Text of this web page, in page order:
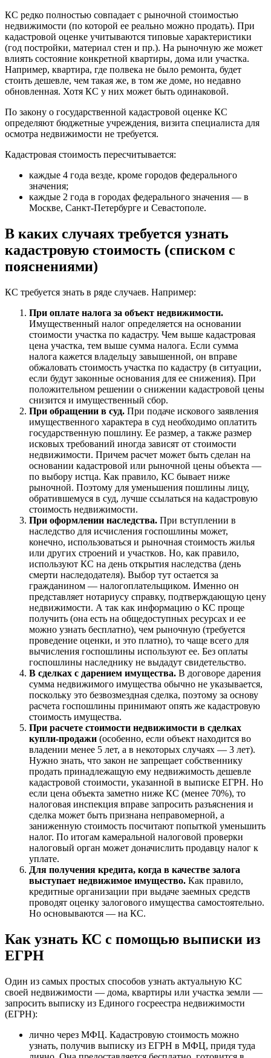
КС редко полностью совпадает с рыночной стоимостью
недвижимости (по которой ее реально можно продать). При
кадастровой оценке учитываются типовые характеристики
(год постройки, материал стен и пр.). На рыночную же может
влиять состояние конкретной квартиры, дома или участка.
Например, квартира, где полвека не было ремонта, будет
стоить дешевле, чем такая же, в том же доме, но недавно
обновленная. Хотя КС у них может быть одинаковой.
По закону о государственной кадастровой оценке КС
определяют бюджетные учреждения, визита специалиста для
осмотра недвижимости не требуется.
Кадастровая стоимость пересчитывается:
каждые 4 года везде, кроме городов федерального
значения;
каждые 2 года в городах федерального значения — в
Москве, Санкт-Петербурге и Севастополе.
В каких случаях требуется узнать
кадастровую стоимость (списком с
пояснениями)
КС требуется знать в ряде случаев. Например:
При оплате налога за объект недвижимости.
Имущественный налог определяется на основании
стоимости участка по кадастру. Чем выше кадастровая
цена участка, тем выше сумма налога. Если сумма
налога кажется владельцу завышенной, он вправе
обжаловать стоимость участка по кадастру (в ситуации,
если будут законные основания для ее снижения). При
положительном решении о снижении кадастровой цены
снизится и имущественный сбор.
При обращении в суд. При подаче искового заявления
имущественного характера в суд необходимо оплатить
государственную пошлину. Ее размер, а также размер
исковых требований иногда зависят от стоимости
недвижимости. Причем расчет может быть сделан на
основании кадастровой или рыночной цены объекта —
по выбору истца. Как правило, КС бывает ниже
рыночной. Поэтому для уменьшения пошлины лицу,
обратившемуся в суд, лучше ссылаться на кадастровую
стоимость недвижимости.
При оформлении наследства. При вступлении в
наследство для исчисления госпошлины может,
конечно, использоваться и рыночная стоимость жилья
или других строений и участков. Но, как правило,
используют КС на день открытия наследства (день
смерти наследодателя). Выбор тут остается за
гражданином — налогоплательщиком. Именно он
представляет нотариусу справку, подтверждающую цену
недвижимости. А так как информацию о КС проще
получить (она есть на общедоступных ресурсах и ее
можно узнать бесплатно), чем рыночную (требуется
проведение оценки, и это платно), то чаще всего для
вычисления госпошлины используют ее. Без оплаты
госпошлины наследнику не выдадут свидетельство.
В сделках с дарением имущества. В договоре дарения
сумма недвижимого имущества обычно не указывается,
поскольку это безвозмездная сделка, поэтому за основу
расчета госпошлины принимают опять же кадастровую
стоимость имущества.
При расчете стоимости недвижимости в сделках
купли-продажи (особенно, если объект находится во
владении менее 5 лет, а в некоторых случаях — 3 лет).
Нужно знать, что закон не запрещает собственнику
продать принадлежащую ему недвижимость дешевле
кадастровой стоимости, указанной в выписке ЕГРН. Но
если цена объекта заметно ниже КС (менее 70%), то
налоговая инспекция вправе запросить разъяснения и
сделка может быть признана неправомерной, а
заниженную стоимость посчитают попыткой уменьшить
налог. По итогам камеральной налоговой проверки
налоговый орган может доначислить продавцу налог к
уплате.
Для получения кредита, когда в качестве залога
выступает недвижимое имущество. Как правило,
кредитные организации при выдаче заемных средств
проводят оценку залогового имущества самостоятельно.
Но основываются — на КС.
Как узнать КС с помощью выписки из
ЕГРН
Один из самых простых способов узнать актуальную КС
своей недвижимости — дома, квартиры или участка земли —
запросить выписку из Единого госреестра недвижимости
(ЕГРН):
лично через МФЦ. Кадастровую стоимость можно
узнать, получив выписку из ЕГРН в МФЦ, придя туда